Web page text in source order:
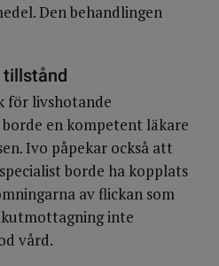
Den behandlingen
tillstånd
för livshotande
en kompetent läkare
Ivo påpekar också att
borde ha kopplats
av flickan som
inte
vård.